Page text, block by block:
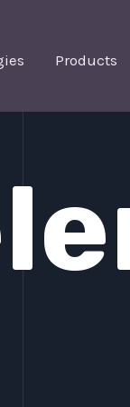
Products